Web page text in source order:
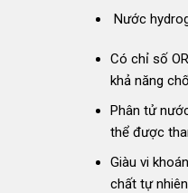
Nước
Có chỉ số
khả năng
Phân tử
thể được
Giàu vi
chất tự